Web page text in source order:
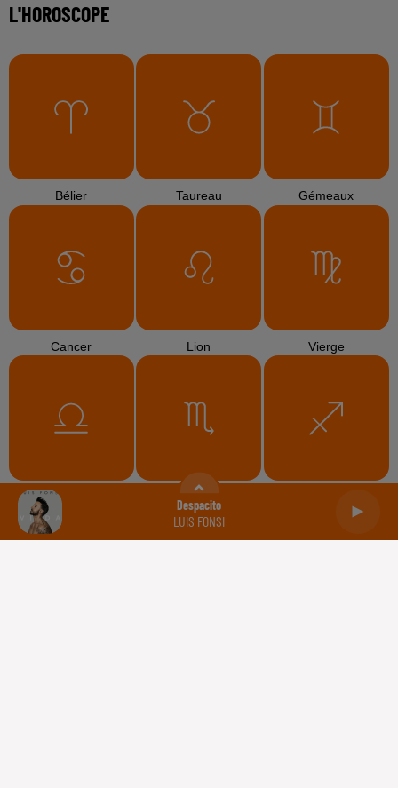
Despacito
LUIS FONSI
L'HOROSCOPE
Bélier Taureau Gémeaux
Cancer Lion Vierge
Balance Scorpion